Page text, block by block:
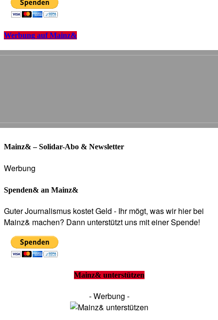
Werbung auf Mainz&
Mainz& – Solidar-Abo & Newsletter
Werbung
Spenden& an Mainz&
Guter Journalismus kostet Geld - Ihr mögt, was wir hier bei
Mainz& machen? Dann unterstützt uns mit einer Spende!
Mainz& unterstützen
- Werbung -